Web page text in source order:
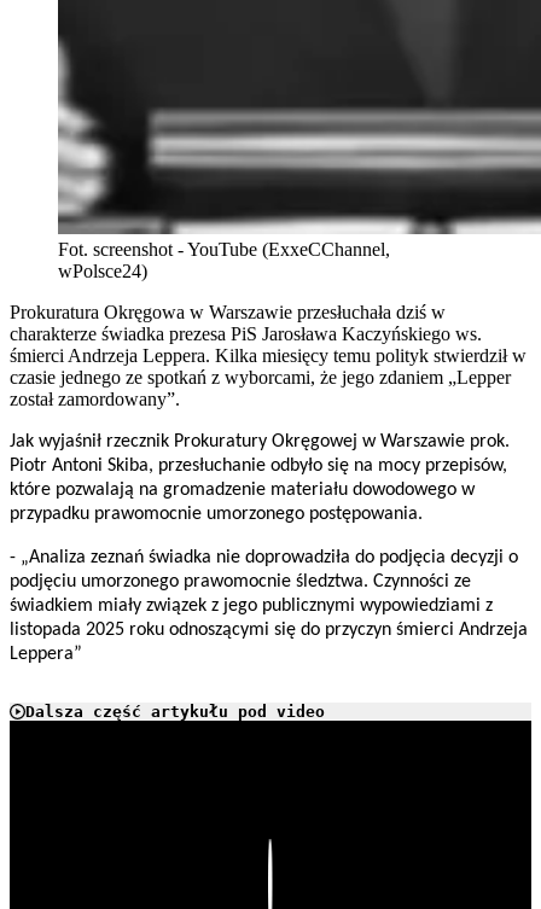
Fot. screenshot - YouTube (ExxeCChannel,
wPolsce24)
Prokuratura Okręgowa w Warszawie przesłuchała dziś w
charakterze świadka prezesa PiS Jarosława Kaczyńskiego ws.
śmierci Andrzeja Leppera. Kilka miesięcy temu polityk stwierdził w
czasie jednego ze spotkań z wyborcami, że jego zdaniem „Lepper
został zamordowany”.
Jak wyjaśnił rzecznik Prokuratury Okręgowej w Warszawie prok.
Piotr Antoni Skiba, przesłuchanie odbyło się na mocy przepisów,
które pozwalają na gromadzenie materiału dowodowego w
przypadku prawomocnie umorzonego postępowania.
- „Analiza zeznań świadka nie doprowadziła do podjęcia decyzji o
podjęciu umorzonego prawomocnie śledztwa. Czynności ze
świadkiem miały związek z jego publicznymi wypowiedziami z
listopada 2025 roku odnoszącymi się do przyczyn śmierci Andrzeja
Leppera”
Dalsza część artykułu pod video